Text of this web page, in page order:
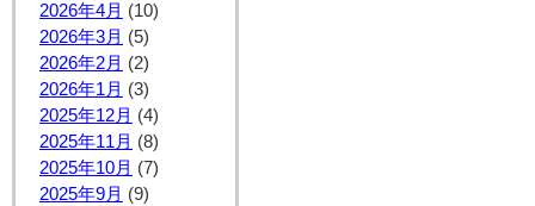
2026年4月 (10)
2026年3月 (5)
2026年2月 (2)
2026年1月 (3)
2025年12月 (4)
2025年11月 (8)
2025年10月 (7)
2025年9月 (9)